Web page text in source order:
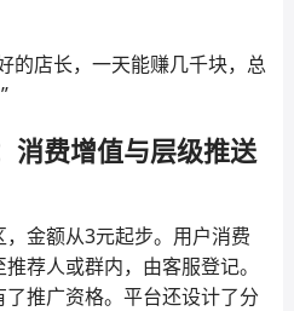
的店长，一天能赚几千块，总
消费增值与层级推送
金额从3元起步。用户消费
荐人或群内，由客服登记。
推广资格。平台还设计了分